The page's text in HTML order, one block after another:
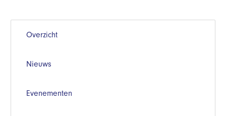
Overzicht
Nieuws
Evenementen